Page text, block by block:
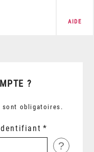
AIDE
?
sont obligatoires.
Identifiant
?